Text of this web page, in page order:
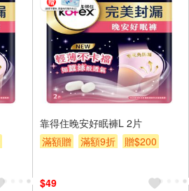
靠得住晚安好眠褲L 2片
滿額贈
滿額9折 贈$200
$49